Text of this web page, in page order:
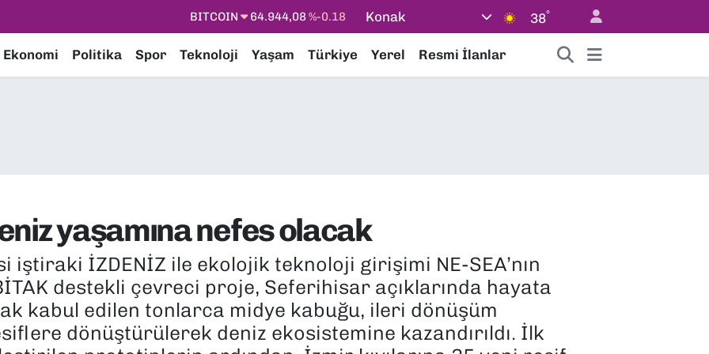
DOLAR 47,7436%0.18
STERLİN
64,4811%0.38
Konak 38°
Ekonomi Politika Spor Teknoloji Yaşam Türkiye Yerel Resmi İlanlar
yaşamına nefes olacak
iştiraki İZDENİZ ile ekolojik teknoloji girişimi NE-SEA’nın
destekli çevreci proje, Seferihisar açıklarında hayata
kabul edilen tonlarca midye kabuğu, ileri dönüşüm
dönüştürülerek deniz ekosistemine kazandırıldı. İlk